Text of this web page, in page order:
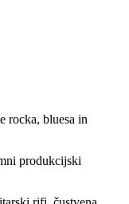
rocka, bluesa in
produkcijski